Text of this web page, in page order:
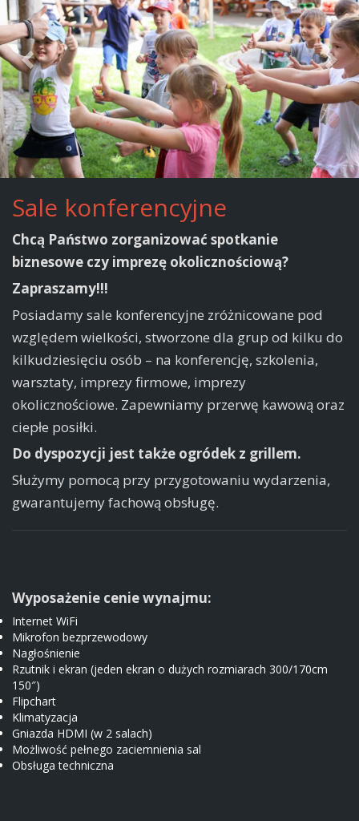
Sale konferencyjne
Chcą Państwo zorganizować spotkanie
biznesowe czy imprezę okolicznościową?
Zapraszamy!!!
Posiadamy sale konferencyjne zróżnicowane pod
względem wielkości, stworzone dla grup od kilku do
kilkudziesięciu osób – na konferencję, szkolenia,
warsztaty, imprezy firmowe, imprezy
okolicznościowe. Zapewniamy przerwę kawową oraz
ciepłe posiłki.
Do dyspozycji jest także ogródek z grillem.
Służymy pomocą przy przygotowaniu wydarzenia,
gwarantujemy fachową obsługę.
Wyposażenie cenie wynajmu:
Internet WiFi
Mikrofon bezprzewodowy
Nagłośnienie
Rzutnik i ekran (jeden ekran o dużych rozmiarach 300/170cm
150″)
Flipchart
Klimatyzacja
Gniazda HDMI (w 2 salach)
Możliwość pełnego zaciemnienia sal
Obsługa techniczna